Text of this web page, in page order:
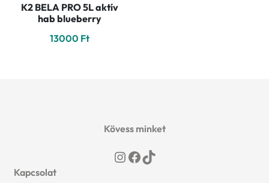
K2 BELA PRO 5L aktív
hab blueberry
13000 Ft
Kövess minket
Instagram
Facebook
TikTok
Kapcsolat